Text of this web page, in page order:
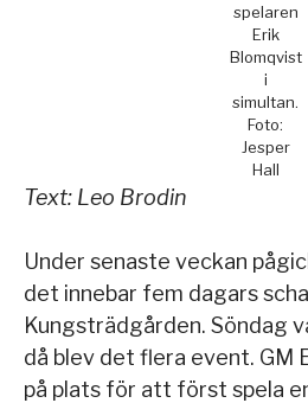
spelaren
Erik
Blomqvist
i
simultan.
Foto:
Jesper
Hall
Text: Leo Brodin
Under senaste veckan
det innebar fem dagars
Kungsträdgården. Söndag
då blev det flera event. GM
på plats för att först spela